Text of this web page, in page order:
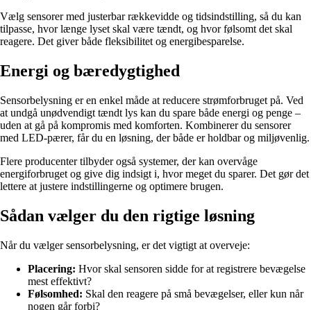
Vælg sensorer med justerbar rækkevidde og tidsindstilling, så du kan
tilpasse, hvor længe lyset skal være tændt, og hvor følsomt det skal
reagere. Det giver både fleksibilitet og energibesparelse.
Energi og bæredygtighed
Sensorbelysning er en enkel måde at reducere strømforbruget på. Ved
at undgå unødvendigt tændt lys kan du spare både energi og penge –
uden at gå på kompromis med komforten. Kombinerer du sensorer
med LED-pærer, får du en løsning, der både er holdbar og miljøvenlig.
Flere producenter tilbyder også systemer, der kan overvåge
energiforbruget og give dig indsigt i, hvor meget du sparer. Det gør det
lettere at justere indstillingerne og optimere brugen.
Sådan vælger du den rigtige løsning
Når du vælger sensorbelysning, er det vigtigt at overveje:
Placering: Hvor skal sensoren sidde for at registrere bevægelse
mest effektivt?
Følsomhed: Skal den reagere på små bevægelser, eller kun når
nogen går forbi?